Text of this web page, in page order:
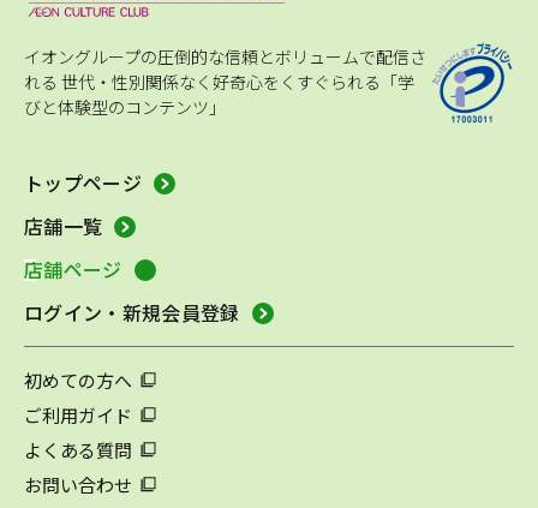
イオングループの圧倒的な信頼とボリュームで配信さ
れる 世代・性別関係なく好奇心をくすぐられる「学
びと体験型のコンテンツ」
トップページ
店舗一覧
店舗ページ
ログイン・新規会員登録
初めての方へ
ご利用ガイド
よくある質問
お問い合わせ